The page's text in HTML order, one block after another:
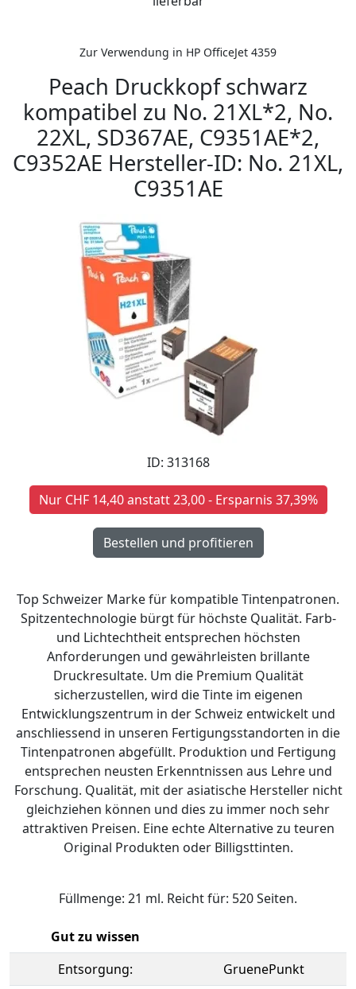
Zur Verwendung in HP OfficeJet 4359
Peach Druckkopf schwarz
kompatibel zu No. 21XL*2, No.
22XL, SD367AE, C9351AE*2,
C9352AE Hersteller-ID: No. 21XL,
C9351AE
ID: 313168
Nur CHF 14,40 anstatt 23,00 - Ersparnis 37,39%
Top Schweizer Marke für kompatible Tintenpatronen.
Spitzentechnologie bürgt für höchste Qualität. Farb-
und Lichtechtheit entsprechen höchsten
Anforderungen und gewährleisten brillante
Druckresultate. Um die Premium Qualität
sicherzustellen, wird die Tinte im eigenen
Entwicklungszentrum in der Schweiz entwickelt und
anschliessend in unseren Fertigungsstandorten in die
Tintenpatronen abgefüllt. Produktion und Fertigung
entsprechen neusten Erkenntnissen aus Lehre und
Forschung. Qualität, mit der asiatische Hersteller nicht
gleichziehen können und dies zu immer noch sehr
attraktiven Preisen. Eine echte Alternative zu teuren
Original Produkten oder Billigsttinten.
Füllmenge: 21 ml. Reicht für: 520 Seiten.
Gut zu wissen
Entsorgung:
GruenePunkt